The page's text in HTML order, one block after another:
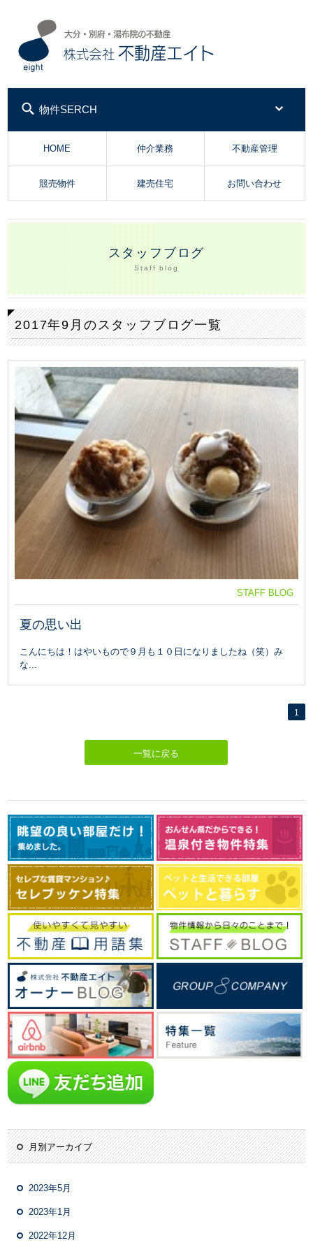
物件SERCH
HOME 仲介業務 不動産管理
競売物件 建売住宅 お問い合わせ
スタッフブログ
Staff blog
2017年9月のスタッフブログ一覧
STAFF BLOG
夏の思い出
こんにちは！はやいもので９月も１０日になりましたね（笑）み
な...
1
一覧に戻る
月別アーカイブ
2023年5月
2023年1月
2022年12月